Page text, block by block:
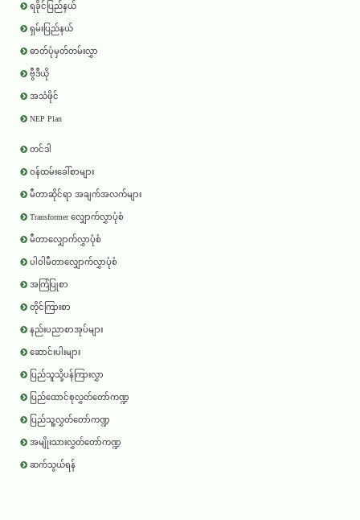
ရခိုင်ပြည်နယ်
ရှမ်းပြည်နယ်
ဓာတ်ပုံမှတ်တမ်းလွှာ
ဗွီဒီယို
အသံဖိုင်
NEP Plan
တင်ဒါ
ဝန်ထမ်းခေါ်စာများ
မီတာဆိုင်ရာ အချက်အလက်များ
Transformer လျှောက်လွှာပုံစံ
မီတာလျှောက်လွှာပုံစံ
ပါဝါမီတာလျှောက်လွှာပုံစံ
အကြံပြုစာ
တိုင်ကြားစာ
နည်းပညာစာအုပ်များ
ဆောင်းပါးများ
ပြည်သူသို့ပန်ကြားလွှာ
ပြည်ထောင်စုလွှတ်တော်ကဏ္ဍ
ပြည်သူ့လွှတ်တော်ကဏ္ဍ
အမျိုးသားလွှတ်တော်ကဏ္ဍ
ဆက်သွယ်ရန်